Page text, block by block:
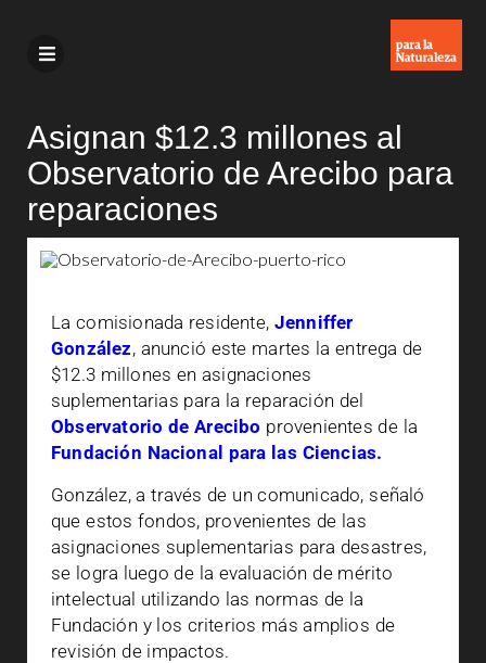
Asignan $12.3 millones al
Observatorio de Arecibo para
reparaciones
La comisionada residente, Jenniffer
González, anunció este martes la entrega de
$12.3 millones en asignaciones
suplementarias para la reparación del
Observatorio de Arecibo provenientes de la
Fundación Nacional para las Ciencias.
González, a través de un comunicado, señaló
que estos fondos, provenientes de las
asignaciones suplementarias para desastres,
se logra luego de la evaluación de mérito
intelectual utilizando las normas de la
Fundación y los criterios más amplios de
revisión de impactos.